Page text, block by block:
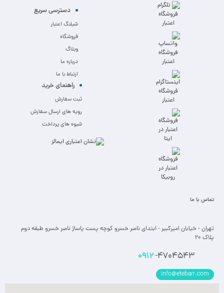
دسترسی سریع
شیلنگ اعتبار
فروشگاه
وبلاگ
درباره ما
ارتباط با ما
راهنمای خرید
ثبت سفارش
رویه های ارسال سفارش
شیوه های پرداخت
تماس با ما
تهران - خیابان امیرکبیر - ابتدای ناصر خسرو کوچه پست پاساژ ناصر خسرو طبقه دوم
پلاک 20
0912-4704543
info@etebarr.com